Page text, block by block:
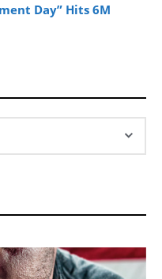
Day” Hits 6M